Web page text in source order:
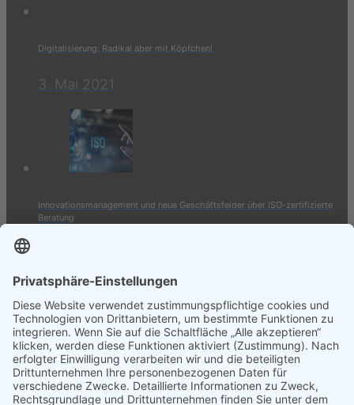
Digitalisierung: Radikal aber mit Köpfchen!
3. Mai 2021
Innovationsmanagement und neue Geschäftsfelder über ISO-zertifizierte
Beratung
© Alexander Bode (2022)